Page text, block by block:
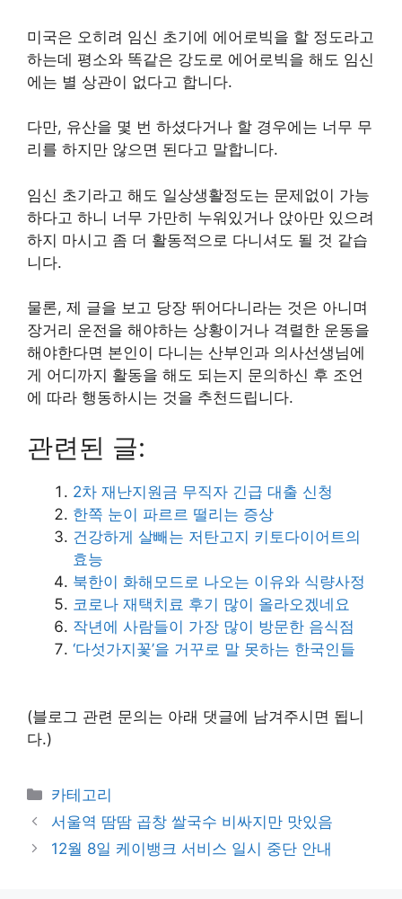
미국은 오히려 임신 초기에 에어로빅을 할 정도라고
하는데 평소와 똑같은 강도로 에어로빅을 해도 임신
에는 별 상관이 없다고 합니다.
다만, 유산을 몇 번 하셨다거나 할 경우에는 너무 무
리를 하지만 않으면 된다고 말합니다.
임신 초기라고 해도 일상생활정도는 문제없이 가능
하다고 하니 너무 가만히 누워있거나 앉아만 있으려
하지 마시고 좀 더 활동적으로 다니셔도 될 것 같습
니다.
물론, 제 글을 보고 당장 뛰어다니라는 것은 아니며
장거리 운전을 해야하는 상황이거나 격렬한 운동을
해야한다면 본인이 다니는 산부인과 의사선생님에
게 어디까지 활동을 해도 되는지 문의하신 후 조언
에 따라 행동하시는 것을 추천드립니다.
관련된 글:
2차 재난지원금 무직자 긴급 대출 신청
한쪽 눈이 파르르 떨리는 증상
건강하게 살빼는 저탄고지 키토다이어트의
효능
북한이 화해모드로 나오는 이유와 식량사정
코로나 재택치료 후기 많이 올라오겠네요
작년에 사람들이 가장 많이 방문한 음식점
‘다섯가지꽃’을 거꾸로 말 못하는 한국인들
(블로그 관련 문의는 아래 댓글에 남겨주시면 됩니
다.)
Categories
카테고리
서울역 땀땀 곱창 쌀국수 비싸지만 맛있음
12월 8일 케이뱅크 서비스 일시 중단 안내